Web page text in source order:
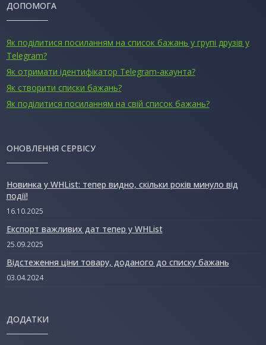
ДОПОМОГА
Як поділитися посиланням на список бажань у групі друзів у
Telegram?
Як отримати ідентифікатор Telegram-акаунта?
Як створити списки бажань?
Як поділитися посиланням на свій список бажань?
ОНОВЛЕННЯ СЕРВІСУ
Новинка у WHList: тепер видно, скільки років минуло від
події!
16.10.2025
Експорт важливих дат тепер у WHList
25.09.2025
Відстеження ціни товару, доданого до списку бажань
03.04.2024
ДОДАТКИ